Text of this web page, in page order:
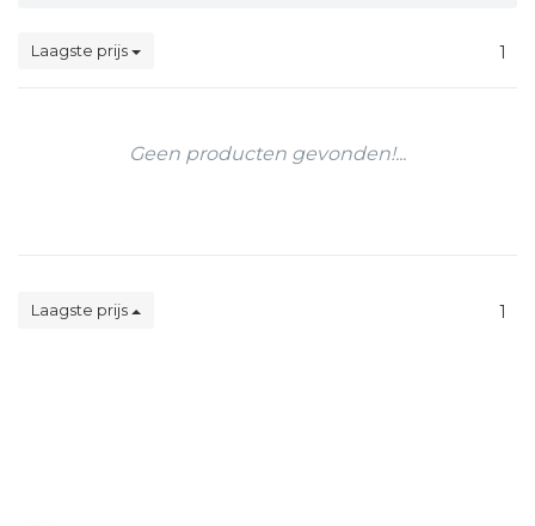
Laagste prijs 1
Geen producten gevonden!...
Laagste prijs 1